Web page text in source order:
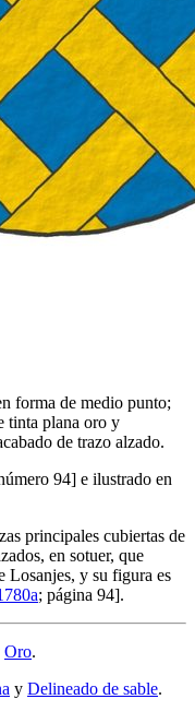
forma de medio punto;
tinta plana oro y
de trazo alzado.
94] e ilustrado en
principales cubiertas de
en sotuer, que
Losanjes, y su figura es
; página 94].
Oro.
y Delineado de sable.